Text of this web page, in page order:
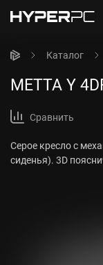
Каталог
METTA Y
Сравнить
Серое кресло с
сиденья). 3D